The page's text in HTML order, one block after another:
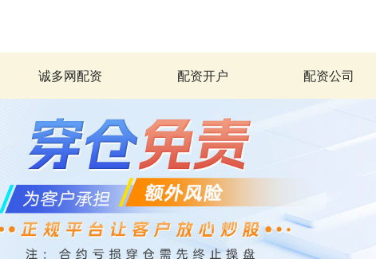
诚多网配资 配资开户 配资公司